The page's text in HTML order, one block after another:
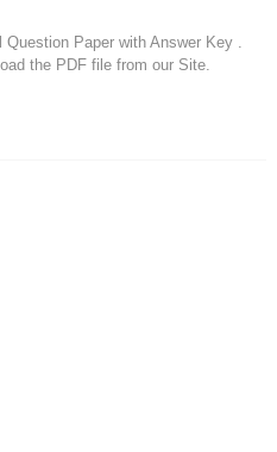
Question Paper with Answer Key .
the PDF file from our Site.